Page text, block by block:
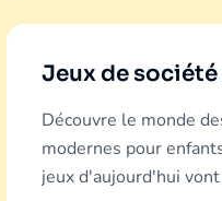
Jeux de
Découvre le monde
modernes pour
jeux d'aujourd'hui